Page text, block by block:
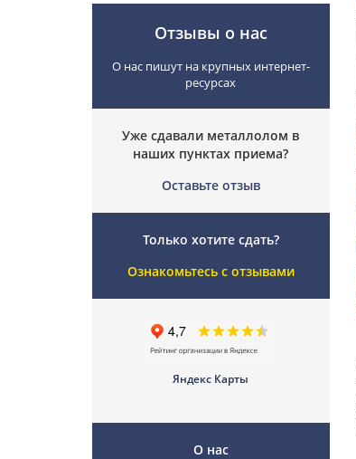
Отзывы о нас
О нас пишут на крупных интернет-
ресурсах
Уже сдавали металлолом в
наших пунктах приема?
Оставьте отзыв
Только хотите сдать?
Ознакомьтесь с отзывами
Яндекс Карты
О нас